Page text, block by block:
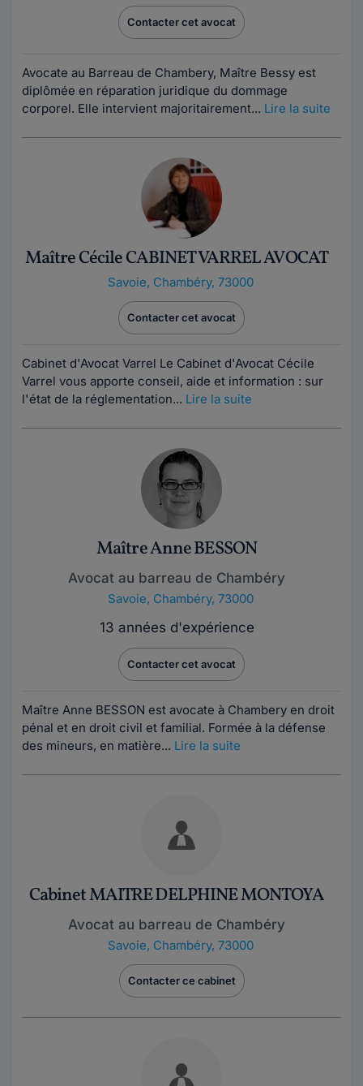
Contacter cet avocat
Avocate au Barreau de Chambery, Maître Bessy est
diplômée en réparation juridique du dommage
corporel. Elle intervient majoritairement... Lire la suite
Maître Cécile CABINET VARREL AVOCAT
Savoie, Chambéry, 73000
Contacter cet avocat
Cabinet d'Avocat Varrel Le Cabinet d'Avocat Cécile
Varrel vous apporte conseil, aide et information : sur
l'état de la réglementation... Lire la suite
Maître Anne BESSON
Avocat au barreau de Chambéry
Savoie, Chambéry, 73000
13 années d'expérience
Contacter cet avocat
Maître Anne BESSON est avocate à Chambery en droit
pénal et en droit civil et familial. Formée à la défense
des mineurs, en matière... Lire la suite
Cabinet MAITRE DELPHINE MONTOYA
Avocat au barreau de Chambéry
Savoie, Chambéry, 73000
Contacter ce cabinet